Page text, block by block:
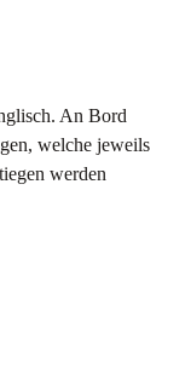
An Bord
welche jeweils
werden